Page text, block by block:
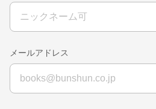
メールアドレス